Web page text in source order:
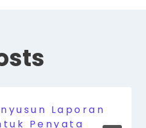
Laporan
Penyata